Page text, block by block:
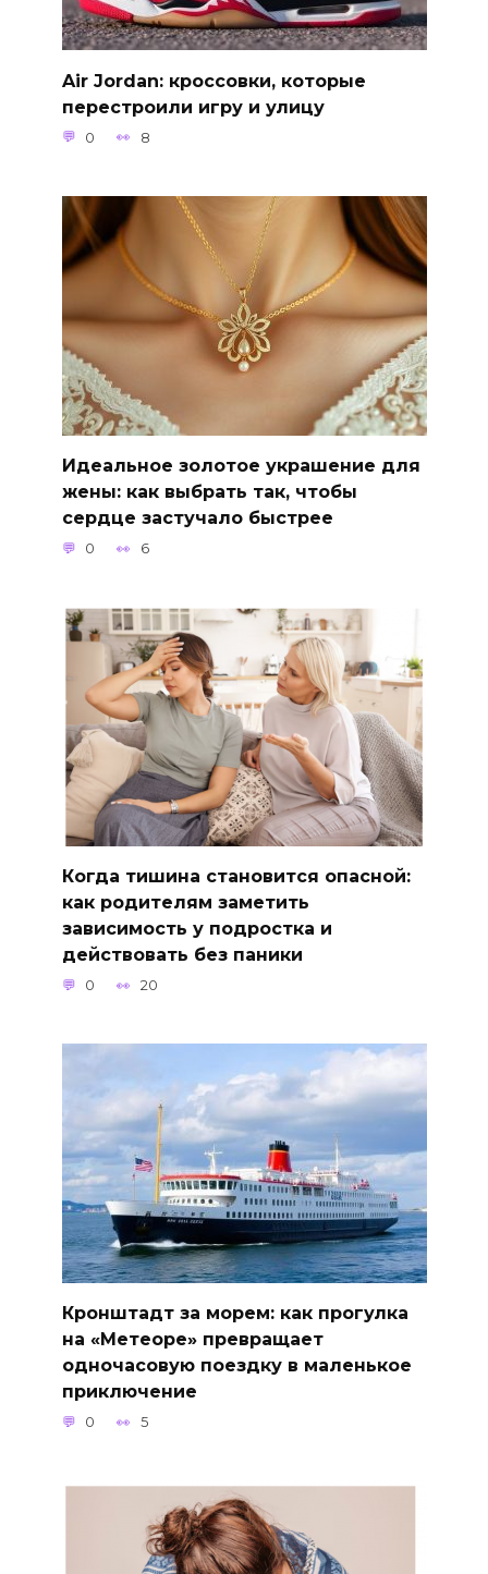
Air Jordan: кроссовки, которые
перестроили игру и улицу
0 8
Идеальное золотое украшение для
жены: как выбрать так, чтобы
сердце застучало быстрее
0 6
Когда тишина становится опасной:
как родителям заметить
зависимость у подростка и
действовать без паники
0 20
Кронштадт за морем: как прогулка
на «Метеоре» превращает
одночасовую поездку в маленькое
приключение
0 5